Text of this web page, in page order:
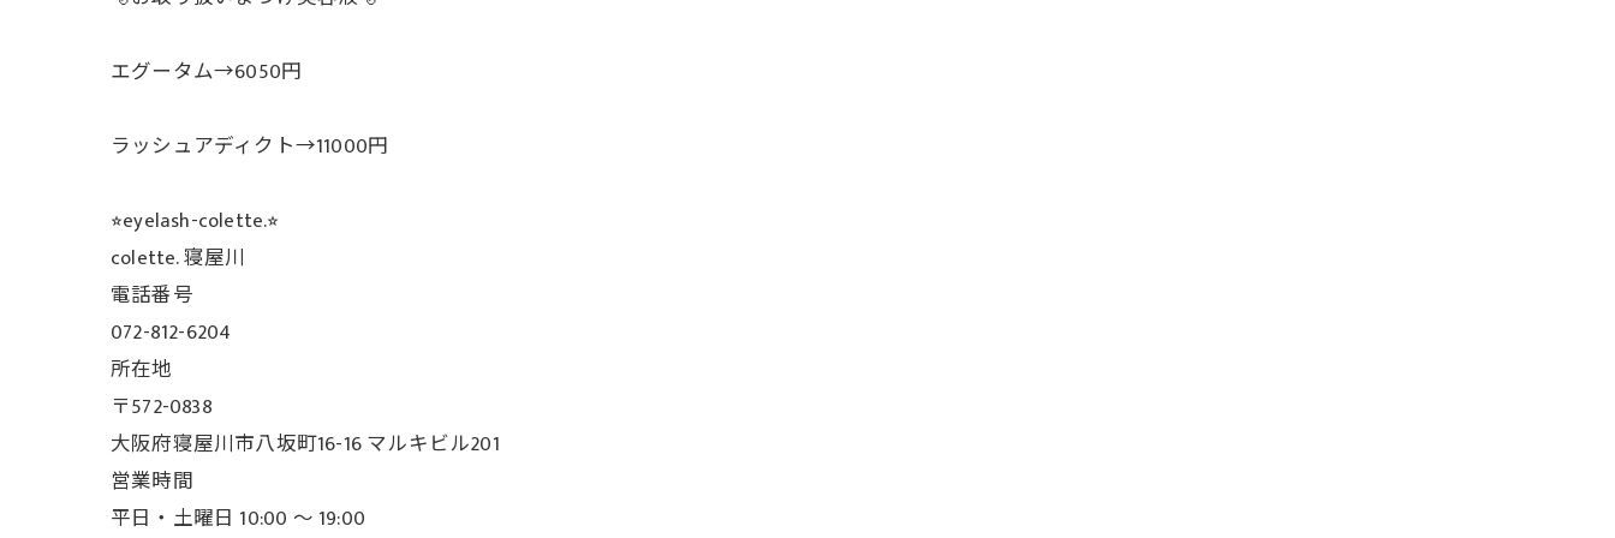
エグータム→6050円
ラッシュアディクト→11000円
⭐︎eyelash-colette.⭐︎
colette. 寝屋川
電話番号
072-812-6204
所在地
〒572-0838
大阪府寝屋川市八坂町16-16 マルキビル201
営業時間
平日・土曜日 10:00 ～ 19:00